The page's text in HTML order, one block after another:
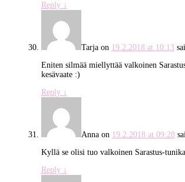
Reply ↓
Tarjaon 19.2.2018 at 10:13
Eniten silmää miellyttää valkoinen
kesävaate :)
Reply ↓
Annaon 19.2.2018 at 09:28
Kyllä se olisi tuo valkoinen Sarastus-
Reply ↓